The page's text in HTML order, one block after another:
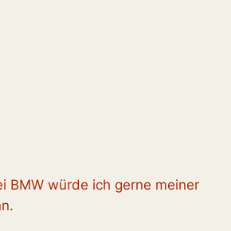
BMW würde ich gerne meiner